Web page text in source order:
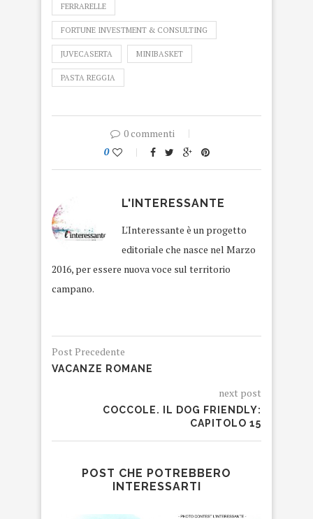
FERRARELLE
FORTUNE INVESTMENT & CONSULTING
JUVECASERTA MINIBASKET
PASTA REGGIA
0 commenti
0
L'INTERESSANTE
L'Interessante è un progetto
editoriale che nasce nel Marzo
2016, per essere nuova voce sul territorio
campano.
Post Precedente
VACANZE ROMANE
next post
COCCOLE. IL DOG FRIENDLY:
CAPITOLO 15
POST CHE POTREBBERO
INTERESSARTI